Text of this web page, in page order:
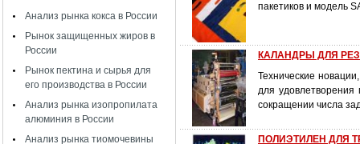
Анализ рынка кокса в России
Рынок защищенных жиров в
России
Рынок пектина и сырья для
его производства в России
Анализ рынка изопропилата
алюминия в России
Анализ рынка тиомочевины
пакетиков и модель
КАЛАНДРЫ ДЛЯ
Технические
для удовлетворения
сокращении числа
ПОЛИЭТИЛЕН ДЛЯ